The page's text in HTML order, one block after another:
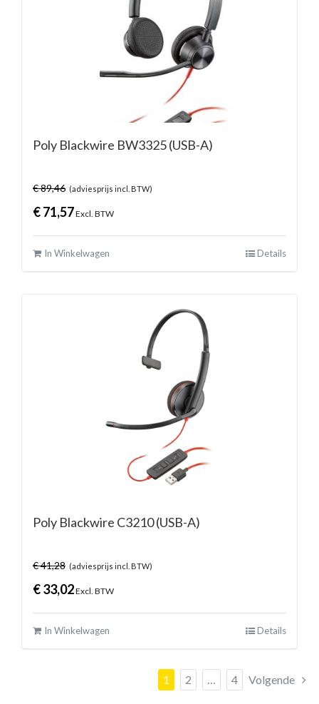
Poly Blackwire BW3325 (USB-A)
€89,46 (adviesprijs incl. BTW)
€71,57Excl. BTW
In Winkelwagen Details
Poly Blackwire C3210 (USB-A)
€41,28 (adviesprijs incl. BTW)
€33,02Excl. BTW
In Winkelwagen Details
1 2 … 4 Volgende